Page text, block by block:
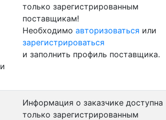
и
только зарегистрированным
поставщикам!
Необходимо авторизоваться или
зарегистрироваться
и заполнить профиль поставщика.
Информация о заказчике доступна
только зарегистрированным